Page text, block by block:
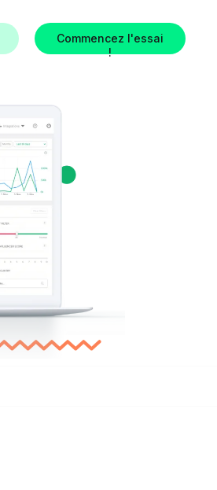
Commencez l'essai
!